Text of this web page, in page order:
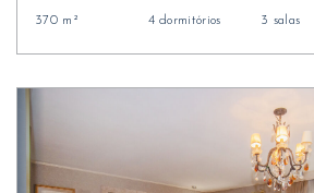
370 m² 4 dormitórios 3 salas